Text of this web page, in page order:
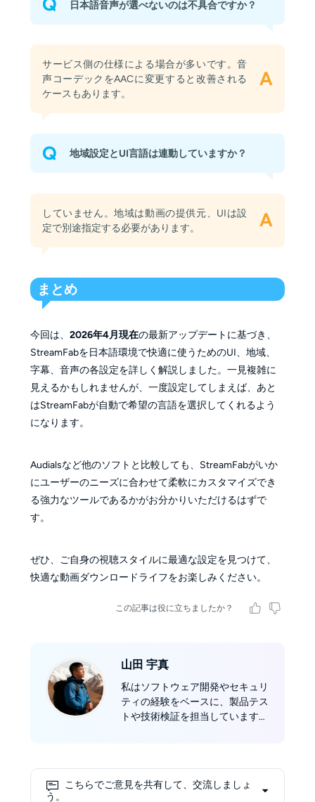
日本語音声が選べないのは不具合ですか？
サービス側の仕様による場合が多いです。音
声コーデックをAACに変更すると改善される
ケースもあります。
A
Q 地域設定とUI言語は連動していますか？
していません。地域は動画の提供元、UIは設
定で別途指定する必要があります。
A
まとめ
今回は、 2026年4月現在の最新アップデートに基づき、
StreamFabを日本語環境で快適に使うためのUI、地域、
字幕、音声の各設定を詳しく解説しました。一見複雑に
見えるかもしれませんが、一度設定してしまえば、あと
はStreamFabが自動で希望の言語を選択してくれるよう
になります。
Audialsなど他のソフトと比較しても、StreamFabがいか
にユーザーのニーズに合わせて柔軟にカスタマイズでき
る強力なツールであるかがお分かりいただけるはずで
す。
ぜひ、ご自身の視聴スタイルに最適な設定を見つけて、
快適な動画ダウンロードライフをお楽しみください。
この記事は役に立ちましたか？
山田 宇真
私はソフトウェア開発やセキュリ
ティの経験をベースに、製品テス
トや技術検証を担当しています。
落とし込みます。
こちらでご意見を共有して、交流しましょ
う。